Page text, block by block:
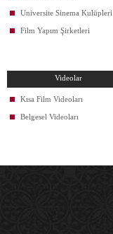
Universite Sinema Kulüpleri
Film Yapım Şirketleri
Videolar
Kısa Film Videoları
Belgesel Videoları